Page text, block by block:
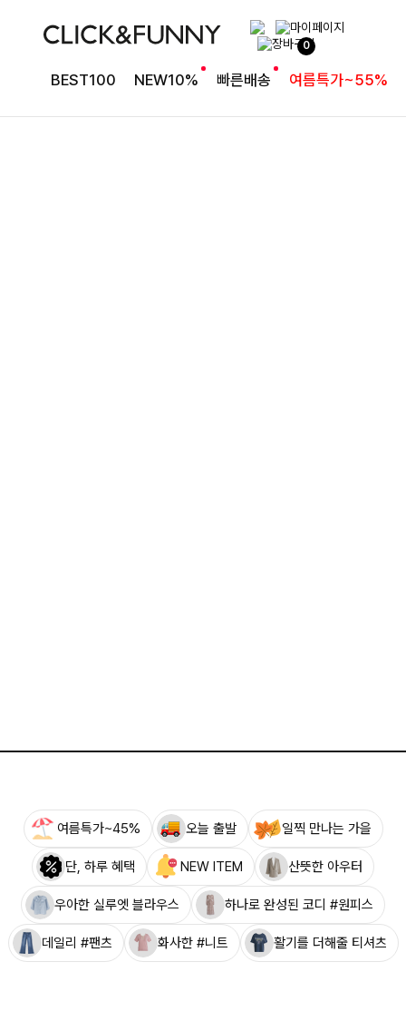
0
BEST100 NEW10% 빠른배송 여름특가~55%
완성도 높은 원피스SET
특스트라이프 링클원피스+스트링자켓SET
여름특가~45% 오늘 출발 일찍 만나는 가을
단, 하루 혜택 NEW ITEM 산뜻한 아우터
우아한 실루엣 블라우스 하나로 완성된 코디 #원피스
데일리 #팬츠 화사한 #니트 활기를 더해줄 티셔츠